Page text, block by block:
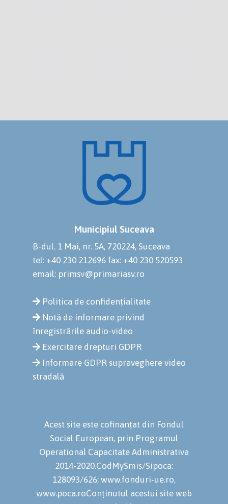
Municipiul Suceava
B-dul. 1 Mai, nr. 5A, 720224, Suceava
tel: +40 230 212696 fax: +40 230 520593
email: primsv@primariasv.ro
Politica de confidențialitate
Notă de informare privind
înregistrările audio-video
Exercitare drepturi GDPR
Informare GDPR supraveghere video
stradală
Acest site este cofinanțat din Fondul
Social European, prin Programul
Operational Capacitate Administrativa
2014-2020.CodMySmis/Sipoca:
128093/626; www.fonduri-ue.ro,
www.poca.roConținutul acestui site web